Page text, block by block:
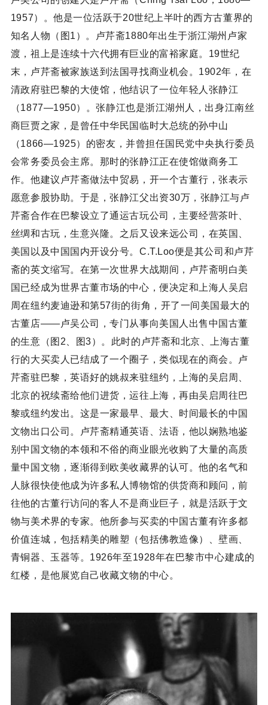
1957）。他是一位活跃于20世纪上半叶的西方古董界的
知名人物（图1）。卢芹斋1880年出生于浙江湖州卢家
渡，祖上是连续十六代拥有巨业的富裕家庭。19世纪
末，卢芹斋被家族送到法国寻找商业机会。1902年，在
清政府驻巴黎的大使馆，他结识了一位年轻人张静江
（1877—1950）。张静江也是浙江湖州人，出身江南丝
商巨贾之家，是曾任中华民国临时大总统的孙中山
（1866—1925）的密友，并曾担任国民党中央执行委员
会常务委员会主席。那时的张静江正在使馆做商务工
作。他建议卢芹斋做法中贸易，开一个古董行，张表示
愿意参股协助。于是，张静江父出资30万，张静江与卢
芹斋合作在巴黎设立了通运古玩公司，主要经营茶叶、
丝绸和古玩，生意兴隆。之后又设来远公司，在英国、
美国以及中国国内开设分号。C.T.Loo便是其公司和卢芹
斋的英文缩写。在第一次世界大战期间，卢芹斋明白美
国已经成为世界古董市场的中心，便决定和上海人吴启
周在纽约麦迪逊和第57街的街角，开了一间美国最大的
古董店——卢吴公司，专门从事向美国人出售中国古董
的生意（图2、图3）。此时的卢芹斋和北京、上海古董
行的大买卖人已结成了一个圈子，类似现在的商会。卢
芹斋驻巴黎，英语好的姚叔来驻纽约，上海的吴启周、
北京的祝续斋给他们进货，运往上海，再由吴启周往巴
黎或纽约发出。这是一家最早、最大、时间最长的中国
文物出口公司。卢芹斋精通英语、法语，他以娴熟地鉴
别中国文物的本领和不俗的商业眼光收购了大量的高质
量中国文物，逐渐得到欧美收藏界的认可。他的名气和
人脉很快使他成为许多私人博物馆的供货商和顾问，前
往他的古董行访问的客人不是商业巨子，就是活跃于文
物与美术界的专家。他所参与买卖的中国古董有许多都
价值连城，包括精美的雕塑（包括佛教造像）、壁画、
青铜器、玉器等。1926年至1928年在巴黎市中心建成的
红楼，是他展览自己收藏文物的中心。